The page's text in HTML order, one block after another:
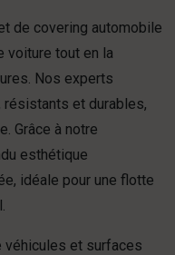
de covering automobile
voiture tout en la
Nos experts
et durables,
Grâce à notre
esthétique
idéale pour une flotte
véhicules et surfaces